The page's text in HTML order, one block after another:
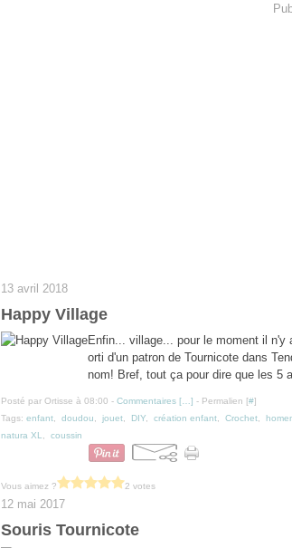
13 avril 2018
Happy Village
Enfin... village... pour le moment il
orti d'un patron de Tournicote dans
nom! Bref, tout ça pour dire que les 5
Posté par Ortisse à 08:00 - Commentaires [ ] - Permalien [#]
Tags: enfant doudou jouet DIY création enfant Crochet
natura XL
coussin
Vous aimez ? 2 votes
12 mai 2017
Souris Tournicote